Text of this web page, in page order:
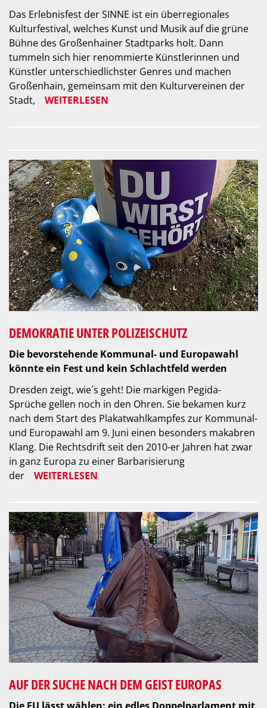
Das Erlebnisfest der SINNE ist ein überregionales
Kulturfestival, welches Kunst und Musik auf die grüne
Bühne des Großenhainer Stadtparks holt. Dann
tummeln sich hier renommierte Künstlerinnen und
Künstler unterschiedlichster Genres und machen
Großenhain, gemeinsam mit den Kulturvereinen der
Stadt,
WEITERLESEN
DEMOKRATIE UNTER POLIZEISCHUTZ
Die bevorstehende Kommunal- und Europawahl
könnte ein Fest und kein Schlachtfeld werden
Dresden zeigt, wie´s geht! Die markigen Pegida-
Sprüche gellen noch in den Ohren. Sie bekamen kurz
nach dem Start des Plakatwahlkampfes zur Kommunal-
und Europawahl am 9. Juni einen besonders makabren
Klang. Die Rechtsdrift seit den 2010-er Jahren hat zwar
in ganz Europa zu einer Barbarisierung
der
WEITERLESEN
AUF DER SUCHE NACH DEM GEIST EUROPAS